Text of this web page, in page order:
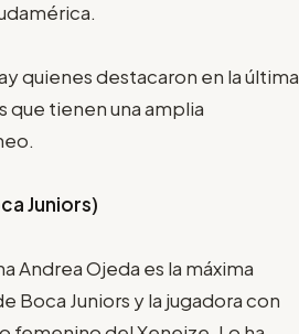
quienes destacaron en la última
que tienen una amplia
Juniors)
Andrea Ojeda es la máxima
Boca Juniors y la jugadora con